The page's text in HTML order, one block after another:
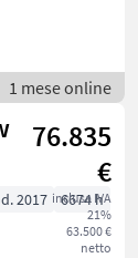
1 mese online
76.835
€
inclusa IVA
21%
63.500 €
netto
2017
6674 h